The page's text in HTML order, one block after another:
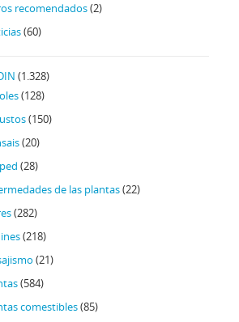
recomendados(2)
(60)
(1.328)
(128)
(150)
(20)
(28)
de las plantas(22)
(282)
(218)
(21)
(584)
comestibles(85)